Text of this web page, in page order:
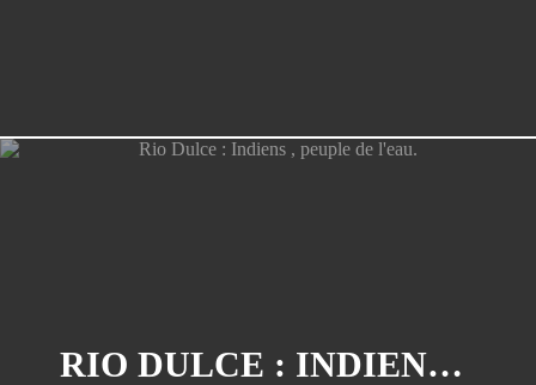
RIO DULCE : INDIENS , PEUPLE DE L'EAU.